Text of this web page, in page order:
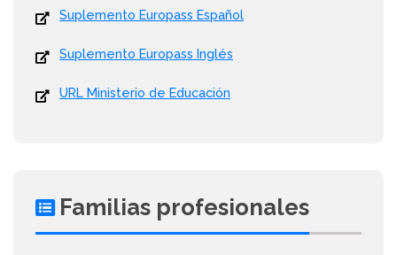
Suplemento Europass Español
Suplemento Europass Inglés
URL Ministerio de Educación
Familias profesionales